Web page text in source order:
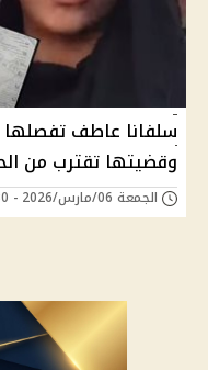
سلفانا عاطف تفصلها
وقضيتها تقترب من
الجمعة 06/مارس/2026 - 04:30 م